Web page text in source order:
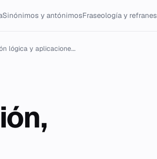
Sinónimos y antónimosFraseología y refranes
lógica y aplicacione...